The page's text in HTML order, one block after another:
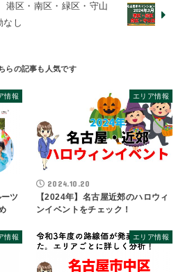
区・南区・緑区・守山
し
情報
ツ
エリア情報
2024.10.20
【2024年】名古屋近郊のハロウィ
ンイベントをチェック！
情報 エリア情報